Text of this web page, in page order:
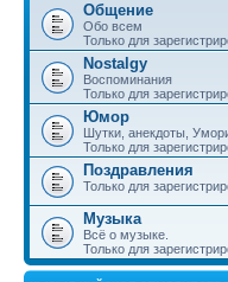
Общение
Обо всем
Только для
Nostalgy
Воспоминания
Только для
Юмор
Шутки, анекдоты,
Только для
Поздравления
Только для
Музыка
Всё о музыке.
Только для